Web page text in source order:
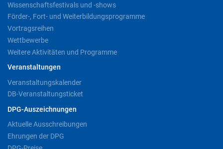
Wissenschaftsfestivals und -shows
Förder-, Fort- und Weiterbildungsprogramme
Vortragsreihen
Wettbewerbe
Weitere Aktivitäten und Programme
Veranstaltungen
Veranstaltungskalender
DB-Veranstaltungsticket
DPG-Auszeichnungen
Aktuelle Ausschreibungen
Ehrungen der DPG